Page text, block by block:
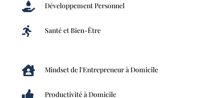
 Développement Personnel
 Santé et Bien-Être
 Mindset de l'Entrepreneur à Domicile
 Productivité à Domicile